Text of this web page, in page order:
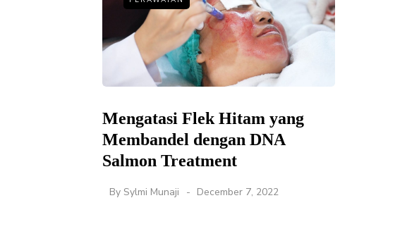
Mengatasi Flek Hitam yang
Membandel dengan DNA
Salmon Treatment
By Sylmi Munaji December 7, 2022